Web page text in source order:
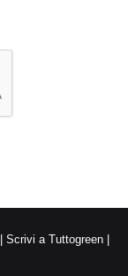
Scrivi a Tuttogreen|